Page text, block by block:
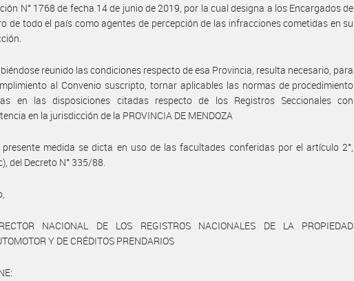
N° 1768 de fecha 14 de junio de 2019, por la cual designa a los Encargados de
de todo el país como agentes de percepción de las infracciones cometidas en su
reunido las condiciones respecto de esa Provincia, resulta necesario, para
al Convenio suscripto, tornar aplicables las normas de procedimiento
en las disposiciones citadas respecto de los Registros Seccionales con
en la jurisdicción de la PROVINCIA DE MENDOZA
presente medida se dicta en uso de las facultades conferidas por el artículo 2°,
del Decreto N° 335/88.
NACIONAL DE LOS REGISTROS NACIONALES DE LA PROPIEDAD
Y DE CRÉDITOS PRENDARIOS